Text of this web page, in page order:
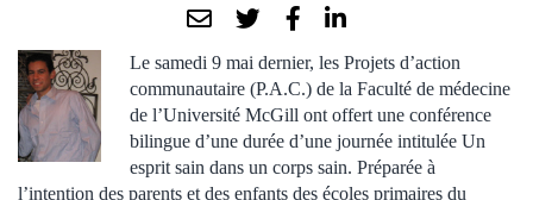
Le samedi 9 mai dernier, les Projets d’action
communautaire (P.A.C.) de la Faculté de médecine
de l’Université McGill ont offert une conférence
bilingue d’une durée d’une journée intitulée Un
esprit sain dans un corps sain. Préparée à
l’intention des parents et des enfants des écoles primaires du